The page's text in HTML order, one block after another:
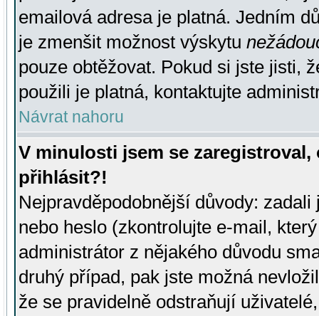
emailová adresa je platná. Jedním
je zmenšit možnost výskytu
pouze obtěžovat. Pokud si jste jisti,
použili je platná, kontaktujte
Návrat nahoru
V minulosti jsem se
přihlásit?!
Nejpravděpodobnější důvody:
nebo heslo (zkontrolujte e-mail,
administrátor z nějakého důvodu
druhý případ, pak jste možná
že se pravidelně odstraňují